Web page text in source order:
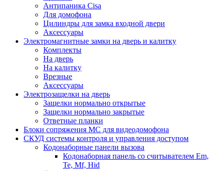
Антипаника Cisa
Для домофона
Цилиндры для замка входной двери
Аксессуары
Электромагнитные замки на дверь и калитку
Комплекты
На дверь
На калитку
Врезные
Аксессуары
Электрозащелки на дверь
Защелки нормально открытые
Защелки нормально закрытые
Ответные планки
Блоки сопряжения МС для видеодомофона
СКУД системы контроля и управления доступом
Кодонаборные панели вызова
Кодонаборная панель со считывателем Em,
Te, Mf, Hid